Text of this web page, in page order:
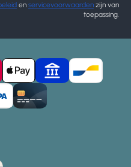
en servicevoorwaarden zijn van
toepassing.